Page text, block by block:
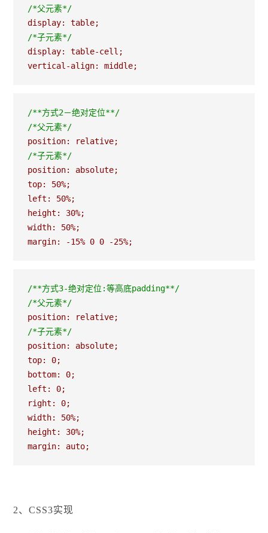
/*父元素*/
/*子元素*/
display: table-cell;
vertical-align: middle;
/**方式2－绝对定位**/
/*父元素*/
/*子元素*/
position: absolute;
top: 50%;
left: 50%;
height: 30%;
width: 50%;
margin: -15% 0 0 -25%;
/**方式3-绝对定位:等高底padding**/
/*父元素*/
/*子元素*/
position: absolute;
top: 0;
bottom: 0;
left: 0;
right: 0;
width: 50%;
height: 30%;
margin: auto;
2、CSS3实现